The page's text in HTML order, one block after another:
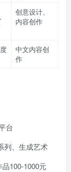
创意设计、
内容创作
中文内容创
作
台
列、生成艺术
品100-1000元